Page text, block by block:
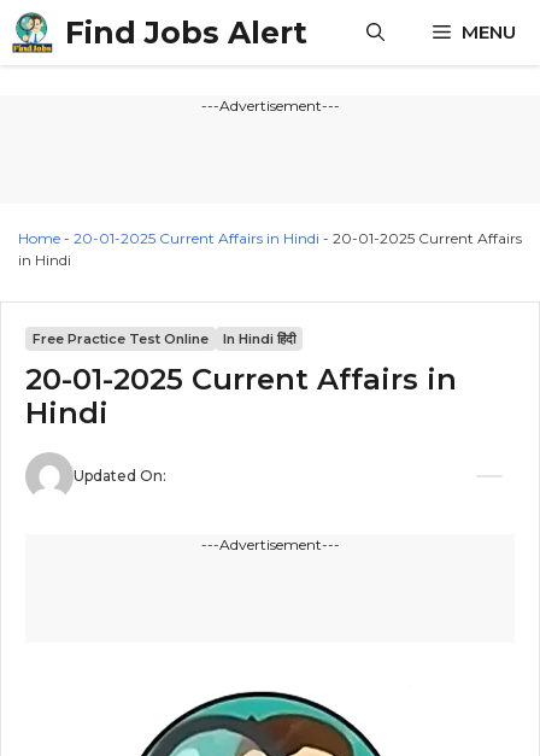
Skip
to
content
Find Jobs Alert MENU
---Advertisement---
Home - 20-01-2025 Current Affairs in Hindi - 20-01-2025 Current Affairs
in Hindi
Free Practice Test Online In Hindi हिंदी
20-01-2025 Current Affairs in
Hindi
Updated On:
---Advertisement---